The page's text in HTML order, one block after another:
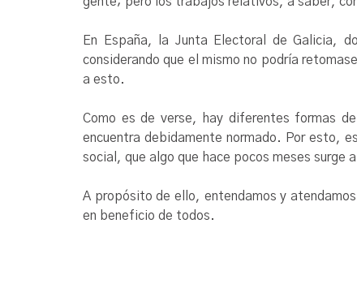
En España, la Junta Electoral de Galicia,
considerando que el mismo no podría
a esto.
Como es de verse, hay diferentes formas
encuentra debidamente normado. Por esto,
social, que algo que hace pocos meses surge
A propósito de ello, entendamos y
en beneficio de todos.